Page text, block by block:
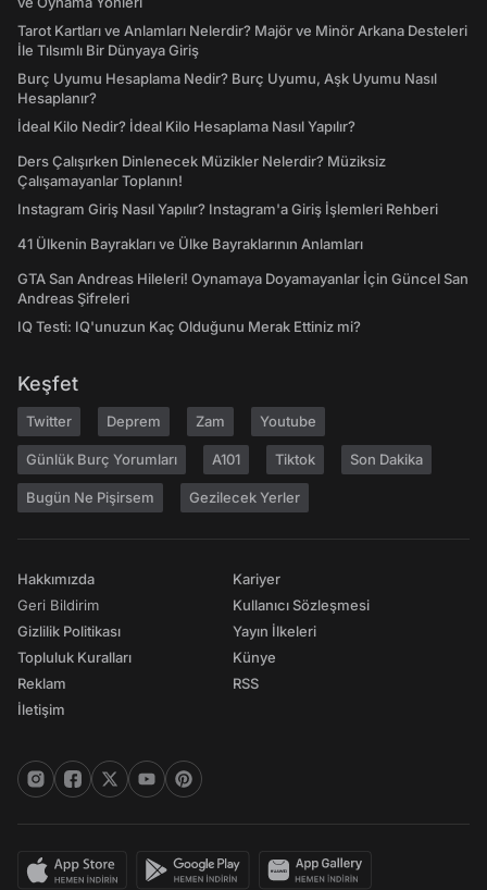
Tarot Kartları ve Anlamları Nelerdir? Majör ve Minör Arkana Desteleri
İle Tılsımlı Bir Dünyaya Giriş
Burç Uyumu Hesaplama Nedir? Burç Uyumu, Aşk Uyumu Nasıl
Hesaplanır?
İdeal Kilo Nedir? İdeal Kilo Hesaplama Nasıl Yapılır?
Ders Çalışırken Dinlenecek Müzikler Nelerdir? Müziksiz
Çalışamayanlar Toplanın!
Instagram Giriş Nasıl Yapılır? Instagram'a Giriş İşlemleri Rehberi
41 Ülkenin Bayrakları ve Ülke Bayraklarının Anlamları
GTA San Andreas Hileleri! Oynamaya Doyamayanlar İçin Güncel San
Andreas Şifreleri
IQ Testi: IQ'unuzun Kaç Olduğunu Merak Ettiniz mi?
Keşfet
Twitter Deprem Zam Youtube
Günlük Burç Yorumları A101 Tiktok Son Dakika
Bugün Ne Pişirsem Gezilecek Yerler
Hakkımızda
Geri Bildirim
Gizlilik Politikası
Topluluk Kuralları
Reklam
İletişim
Kariyer
Kullanıcı Sözleşmesi
Yayın İlkeleri
Künye
RSS